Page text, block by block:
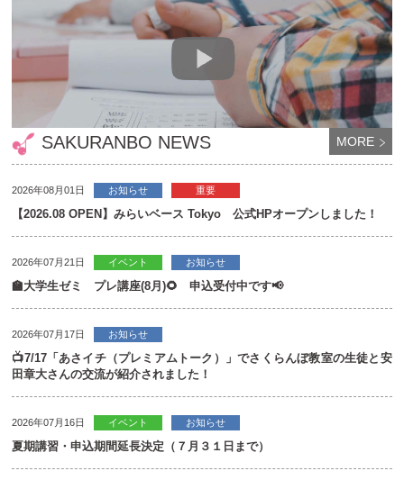
SAKURANBO NEWS MORE
2026年08月01日 お知らせ 重要
【2026.08 OPEN】みらいベース Tokyo 公式HPオープンしました！
2026年07月21日 イベント お知らせ
🏫大学生ゼミ プレ講座(8月)🌻 申込受付中です📢
2026年07月17日 お知らせ
📺7/17「あさイチ（プレミアムトーク）」でさくらんぼ教室の生徒と安
田章大さんの交流が紹介されました！
2026年07月16日 イベント お知らせ
夏期講習・申込期間延長決定（７月３１日まで）